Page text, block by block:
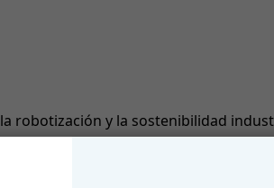
la robotización y la sostenibilidad